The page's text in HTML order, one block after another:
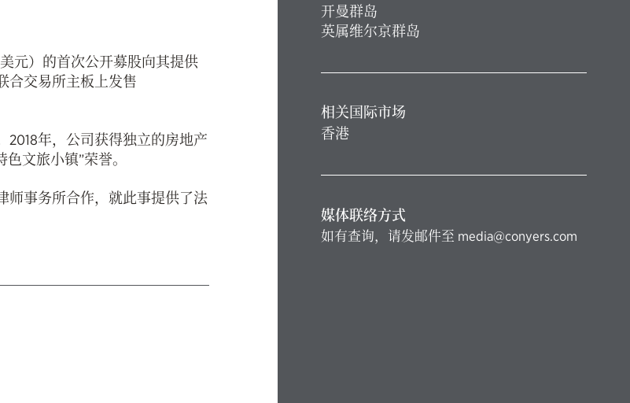
元）的首次公开募股向其提供
合交易所主板上发售
年，公司获得独立的房地产
文旅小镇”荣誉。
师事务所合作，就此事提供了法
开曼群岛
英属维尔京群岛
相关国际市场
香港
媒体联络方式
如有查询，请发邮件至 media@conyers.com